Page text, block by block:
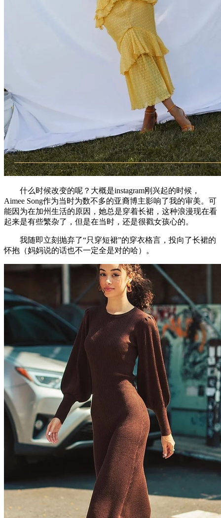
什么时候改变的呢？大概是instagram刚兴起的时候，
Aimee Song作为当时为数不多的亚裔博主影响了我的审美。可
能因为在加州生活的原因，她总是穿着长裙，这种浪漫现在看
起来是有些繁杂了，但是在当时，还是很戳女孩心的。
我随即立刻抛弃了“只穿短裙”的穿衣格言，投向了长裙的
怀抱（妈妈说的话也不一定全是对的哈）。